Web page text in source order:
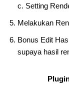
c. Setting
Melakukan
Bonus Edit
supaya hasil